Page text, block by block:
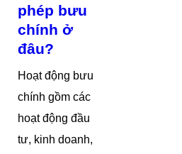
phép bưu
chính ở
đâu?
Hoạt động bưu
chính gồm các
hoạt động đầu
tư, kinh doanh,